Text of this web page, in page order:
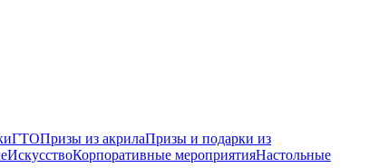
ГТОПризы из акрилаПризы и подарки из
ИскусствоКорпоративные мероприятияНастольные